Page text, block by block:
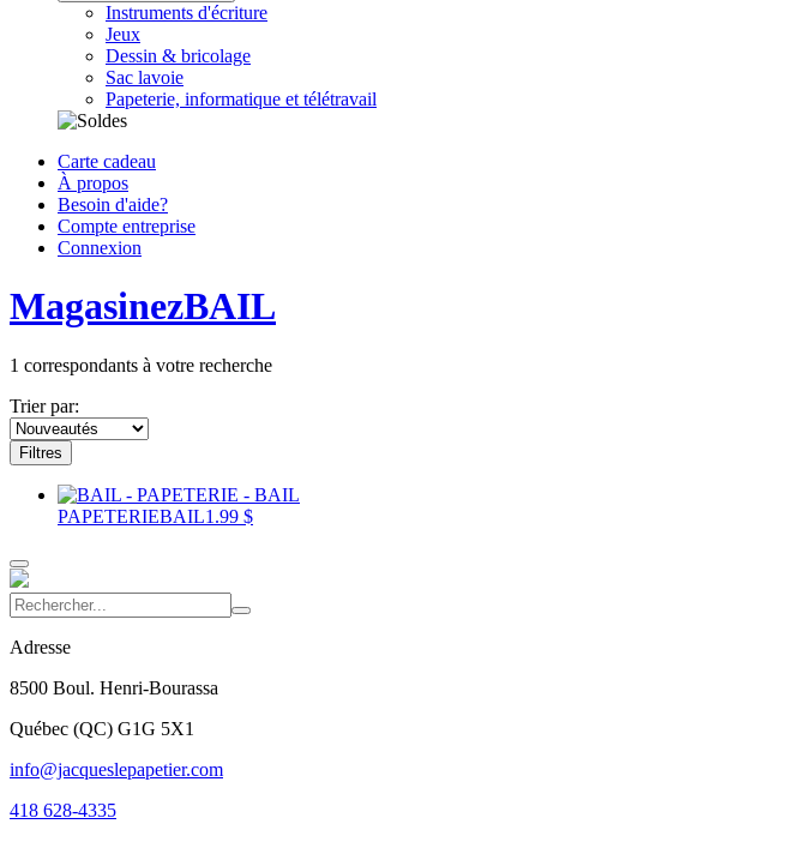
Instruments d'écriture
Jeux
Dessin & bricolage
Sac lavoie
Papeterie, informatique et télétravail
Carte cadeau
À propos
Besoin d'aide?
Compte entreprise
Connexion
MagasinezBAIL
1 correspondants à votre recherche
Trier par:
Filtres
PAPETERIEBAIL1.99 $
Adresse
8500 Boul. Henri-Bourassa
Québec (QC) G1G 5X1
info@jacqueslepapetier.com
418 628-4335